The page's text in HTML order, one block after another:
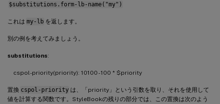
$substitutions.form-lb-name("my")
これは my-lb を返します。
別の例を考えてみましょう。
substitutions:
cspol-priority(priority): 10100 - 100 * $priority
置換 cspol-priority は、「priority」という引数を取り、それを使用して
値を計算する関数です。StyleBookの残りの部分では、この置換は次のよう